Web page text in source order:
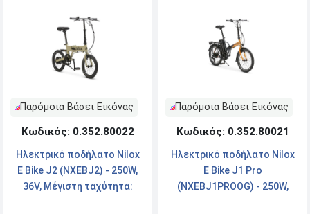
Παρόμοια Βάσει Εικόνας
Κωδικός: 0.352.80022
Ηλεκτρικό ποδήλατο Νilox
E Bike J2 (NXEBJ2) - 250W,
36V, Μέγιστη ταχύτητα:
Παρόμοια Βάσει Εικόνας
Κωδικός: 0.352.80021
Ηλεκτρικό ποδήλατο Νilox
E Bike J1 Pro
(NXEBJ1PROOG) - 250W,